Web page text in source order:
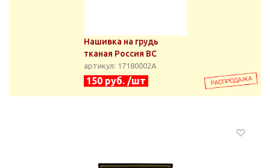
Нашивка на грудь
тканая Россия ВС
артикул: 17180002А
150 руб. /шт